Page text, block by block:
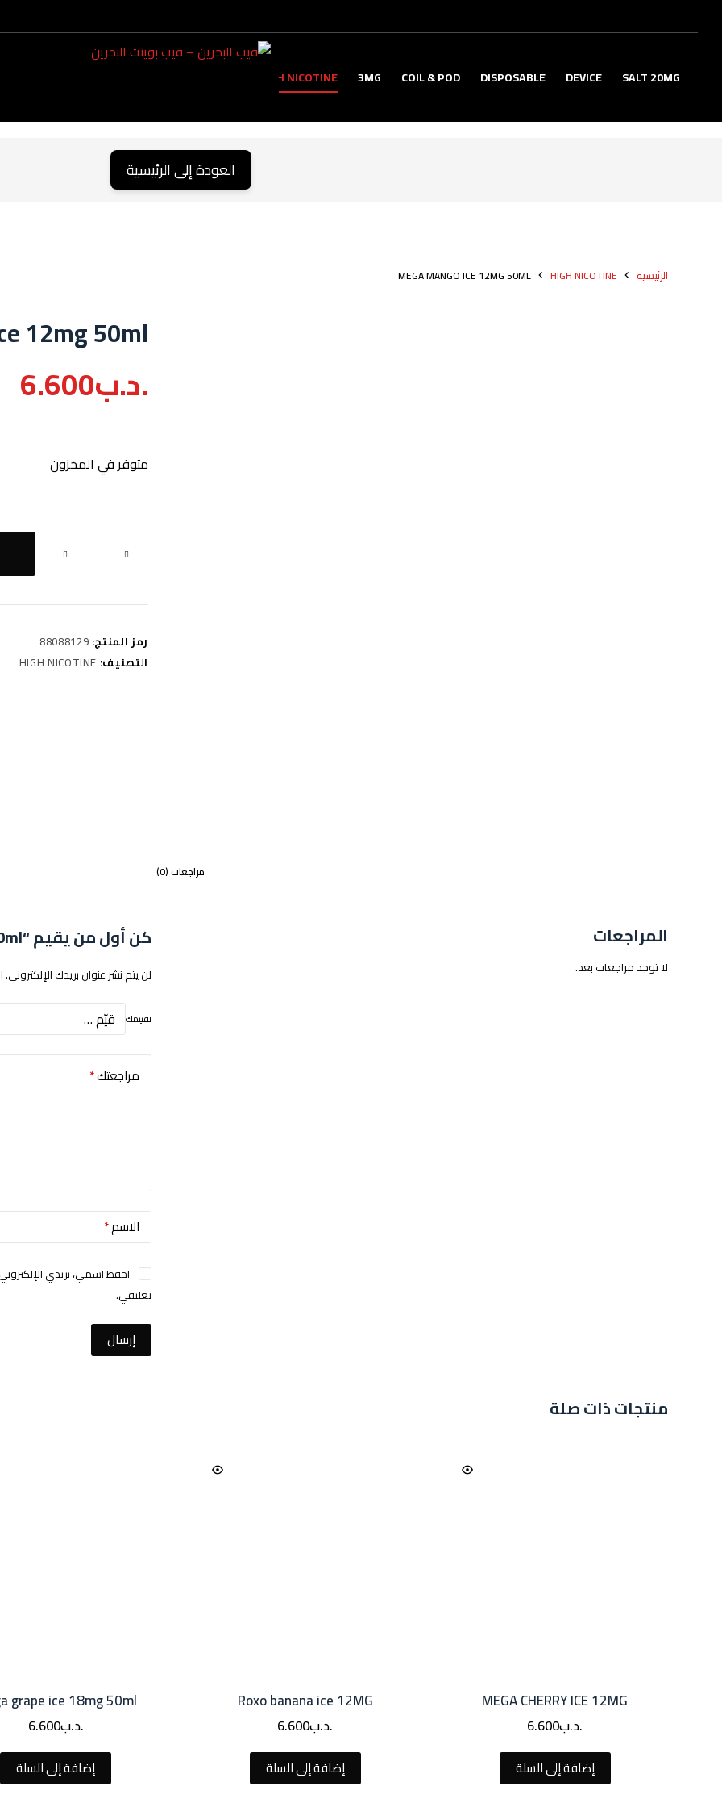
SALT 20MG
DEVICE
DISPOSABLE
COIL & POD
3MG
HIGH NICOTINE
العودة إلى الرئيسية
الرئيسية HIGH NICOTINE
MEGA MANGO ICE 12MG 50ML
12mg 50ml
.د.ب6.600
متوفر في المخزون
Mega
ice
50ml
رمز المنتج: 88088129
التصنيف: HIGH NICOTINE
مراجعات (0)
المراجعات
لا توجد مراجعات بعد.
كن أول من يقيم “Mega mango ice 12mg 50ml”
لن يتم نشر عنوان بريدك الإلكتروني.
تقييمك
مراجعتك*
الاسم*
احفظ اسمي، بريدي
تعليقي.
إرسال
منتجات ذات صلة
MEGA CHERRY ICE 12MG
.د.ب6.600
إضافة إلى السلة
Roxo banana ice 12MG
.د.ب6.600
إضافة إلى السلة
grape ice 18mg 50ml
.د.ب6.600
إضافة إلى السلة